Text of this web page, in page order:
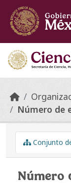
Skip to main content
Número de
Conjunto
Número